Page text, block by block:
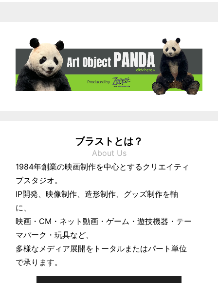
特
殊
造
形・
総
合
ク
エ
イ
テ
ィ
ブラストとは？
About Us
1984年創業の映画制作を中心とするクリエイティ
ブスタジオ。
IP開発、映像制作、造形制作、グッズ制作を軸
に、
映画・CM・ネット動画・ゲーム・遊技機器・テー
マパーク・玩具など、
多様なメディア展開をトータルまたはパート単位
で承ります。